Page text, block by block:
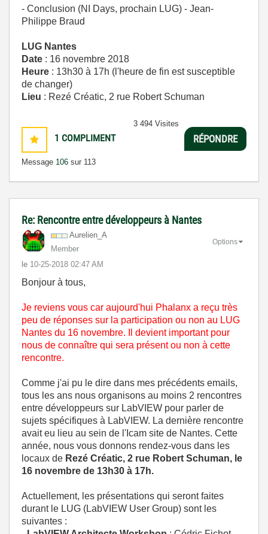
- Conclusion (NI Days, prochain LUG) - Jean-
Philippe Braud
LUG Nantes
Date : 16 novembre 2018
Heure : 13h30 à 17h (l'heure de fin est susceptible
de changer)
Lieu : Rezé Créatic, 2 rue Robert Schuman
1 COMPLIMENT
Message 106 sur 113
3 494 Visites
RÉPONDRE
Re: Rencontre entre développeurs à Nantes
Aurelien_A
Member
le ‎10-25-2018 02:47 AM
Options
Bonjour à tous,
Je reviens vous car aujourd'hui Phalanx a reçu très
peu de réponses sur la participation ou non au LUG
Nantes du 16 novembre. Il devient important pour
nous de connaître qui sera présent ou non à cette
rencontre.
Comme j'ai pu le dire dans mes précédents emails,
tous les ans nous organisons au moins 2 rencontres
entre développeurs sur LabVIEW pour parler de
sujets spécifiques à LabVIEW. La dernière rencontre
avait eu lieu au sein de l'Icam site de Nantes. Cette
année, nous vous donnons rendez-vous dans les
locaux de Rezé Créatic, 2 rue Robert Schuman, le
16 novembre de 13h30 à 17h.
Actuellement, les présentations qui seront faites
durant le LUG (LabVIEW User Group) sont les
suivantes :